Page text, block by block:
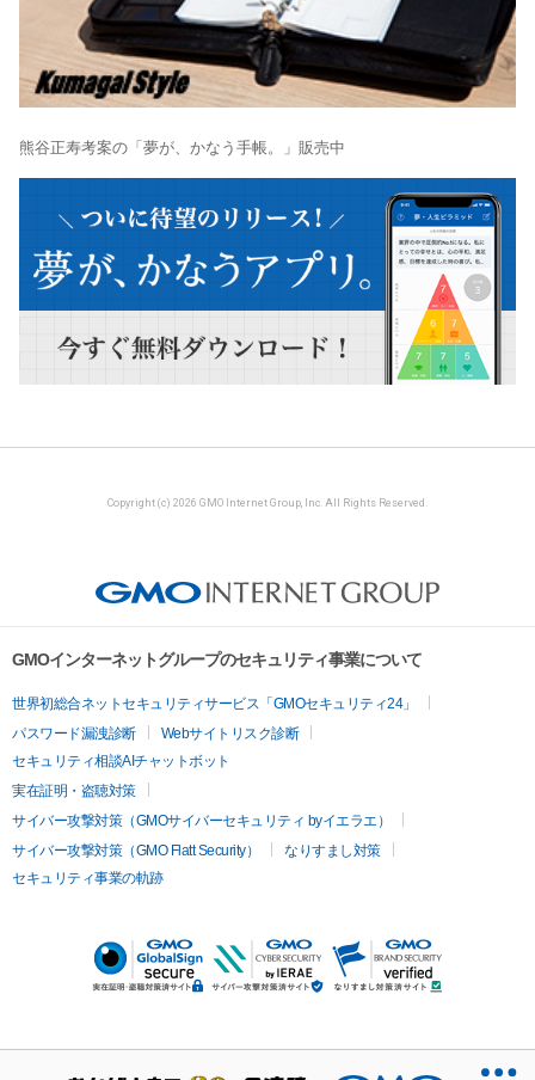
熊谷正寿考案の「夢が、かなう手帳。」販売中
Copyright (c) 2026 GMO Internet Group, Inc. All Rights Reserved.
GMOインターネットグループのセキュリティ事業について
世界初総合ネットセキュリティサービス「GMOセキュリティ24」
パスワード漏洩診断
Webサイトリスク診断
セキュリティ相談AIチャットボット
実在証明・盗聴対策
サイバー攻撃対策（GMOサイバーセキュリティ byイエラエ）
サイバー攻撃対策（GMO Flatt Security）
なりすまし対策
セキュリティ事業の軌跡